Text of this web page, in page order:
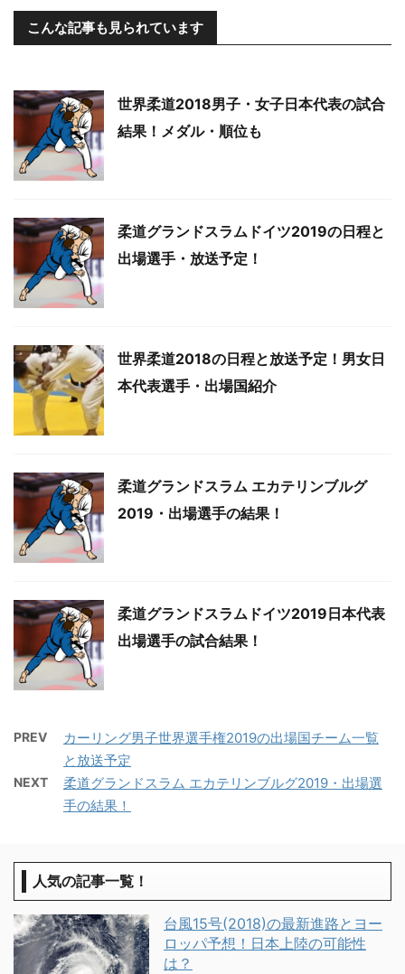
こんな記事も見られています
世界柔道2018男子・女子日本代表の試合
結果！メダル・順位も
柔道グランドスラムドイツ2019の日程と
出場選手・放送予定！
世界柔道2018の日程と放送予定！男女日
本代表選手・出場国紹介
柔道グランドスラム エカテリンブルグ
2019・出場選手の結果！
柔道グランドスラムドイツ2019日本代表
出場選手の試合結果！
PREV
カーリング男子世界選手権2019の出場国チーム一覧
と放送予定
NEXT
柔道グランドスラム エカテリンブルグ2019・出場選
手の結果！
人気の記事一覧！
台風15号(2018)の最新進路とヨー
ロッパ予想！日本上陸の可能性
は？